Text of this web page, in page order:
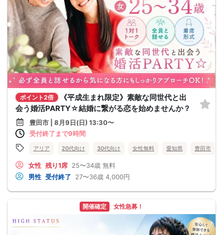
ポイント2倍
《平成生まれ限定》素敵な同世代と出
会う婚活PARTY☆結婚に繋がる恋を始めませんか？
豊田市 | 8月9日(日) 13:30〜
受付終了まで9時間
アリア 20代向け 30代向け 女性無料 愛知県 豊田市
女性 残り1席 25〜34歳 無料
男性 受付終了 27〜36歳 4,000円
開催確定 女性急募！